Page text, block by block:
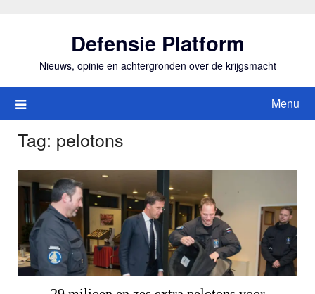
Defensie Platform
Nieuws, opinie en achtergronden over de krijgsmacht
Menu
Tag: pelotons